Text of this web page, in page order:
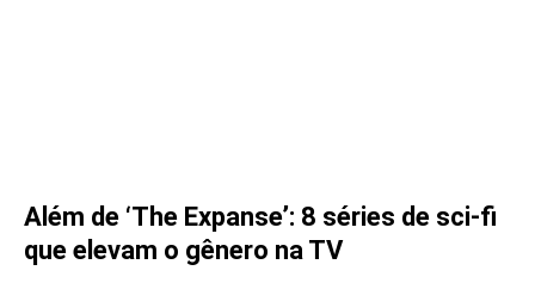
Além de ‘The Expanse’: 8 séries de sci-fi
que elevam o gênero na TV